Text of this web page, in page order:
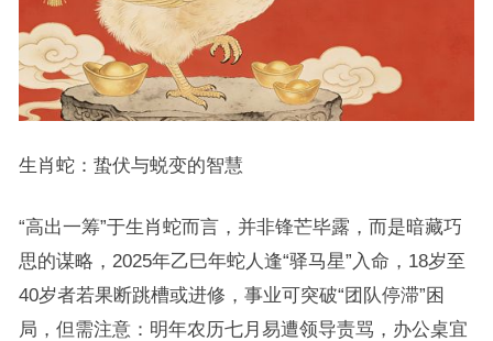
生肖蛇：蛰伏与蜕变的智慧
“高出一筹”于生肖蛇而言，并非锋芒毕露，而是暗藏巧
思的谋略，2025年乙巳年蛇人逢“驿马星”入命，18岁至
40岁者若果断跳槽或进修，事业可突破“团队停滞”困
局，但需注意：明年农历七月易遭领导责骂，办公桌宜